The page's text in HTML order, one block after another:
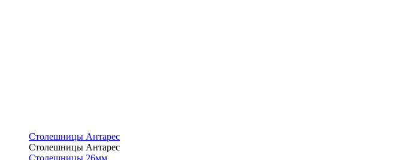
Столешницы Антарес
Столешницы Антарес
Столешницы 26мм